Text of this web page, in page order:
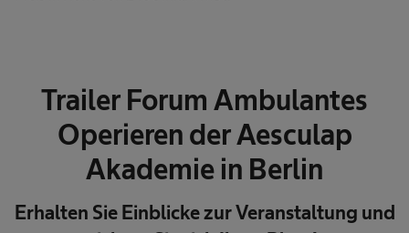
Trailer Forum Ambulantes
Operieren der Aesculap
Akademie in Berlin
Erhalten Sie Einblicke zur Veranstaltung und